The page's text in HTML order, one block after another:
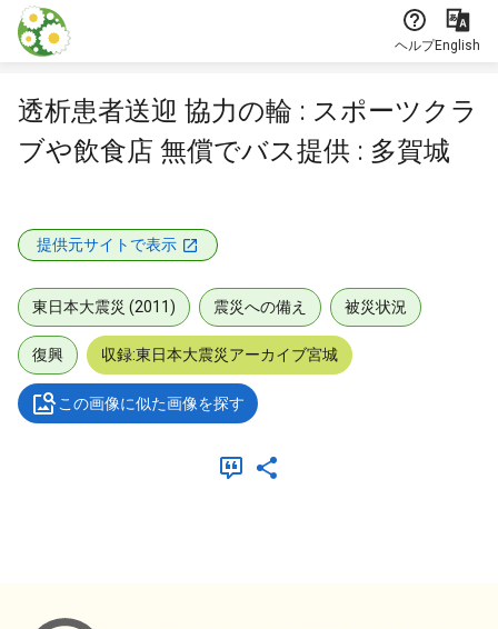
本文に飛ぶ
ヘルプEnglish
透析患者送迎 協力の輪 : スポーツクラ
ブや飲食店 無償でバス提供 : 多賀城
提供元サイトで表示
東日本大震災 (2011) 震災への備え 被災状況
復興 収録:東日本大震災アーカイブ宮城
この画像に似た画像を探す